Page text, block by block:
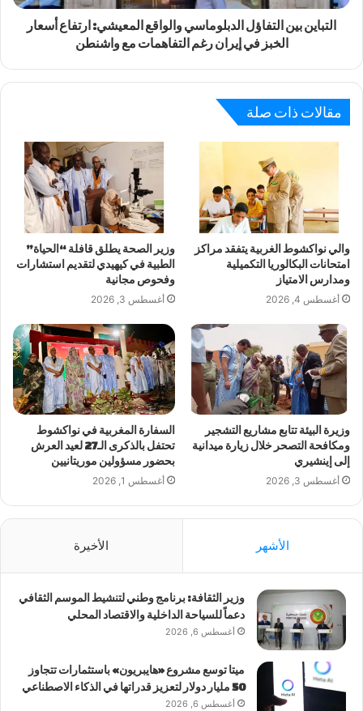
التباين بين التفاؤل الدبلوماسي والواقع المعيشي: ارتفاع أسعار
الخبز في إيران رغم التفاهمات مع واشنطن
مقالات ذات صلة
والي نواكشوط الغربية يتفقد مراكز
امتحانات البكالوريا التكميلية
ومدارس الامتياز
أغسطس 4, 2026
وزير الصحة يطلق قافلة “الحياة”
الطبية في كيهيدي لتقديم استشارات
وفحوص مجانية
أغسطس 3, 2026
وزيرة البيئة تتابع مشاريع التشجير
ومكافحة التصحر خلال زيارة ميدانية
إلى إينشيري
أغسطس 3, 2026
السفارة المغربية في نواكشوط
تحتفل بالذكرى الـ27 لعيد العرش
بحضور مسؤولين موريتانيين
أغسطس 1, 2026
الأشهر الأخيرة
وزير الثقافة: برنامج وطني لتنشيط الموسم الثقافي
دعماً للسياحة الداخلية والاقتصاد المحلي
أغسطس 6, 2026
ميتا توسع مشروع «هايبريون» باستثمارات تتجاوز
50 مليار دولار لتعزيز قدراتها في الذكاء الاصطناعي
أغسطس 6, 2026